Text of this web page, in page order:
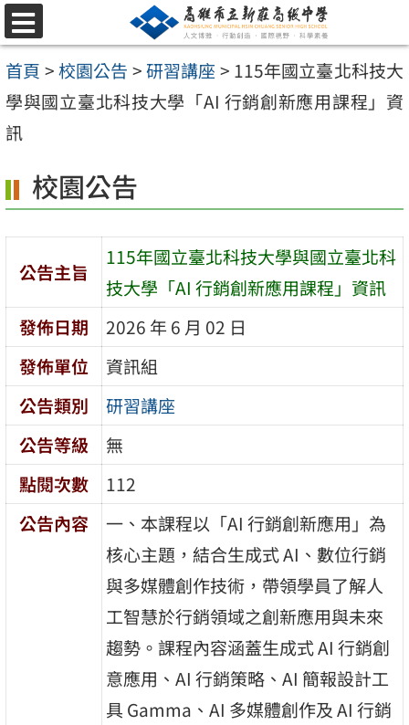
跳
至
主
要
內
區
選
單
首頁 >校園公告 >研習講座 > 115年國立臺北科技大
學與國立臺北科技大學「AI 行銷創新應用課程」資
訊
校園公告
公告主旨
115年國立臺北科技大學與國立臺北科
技大學「AI 行銷創新應用課程」資訊
發佈日期
2026 年 6 月 02 日
發佈單位
資訊組
公告類別
研習講座
公告等級
無
點閱次數
112
公告內容
一、本課程以「AI 行銷創新應用」為
核心主題，結合生成式 AI、數位行銷
與多媒體創作技術，帶領學員了解人
工智慧於行銷領域之創新應用與未來
趨勢。課程內容涵蓋生成式 AI 行銷創
意應用、AI 行銷策略、AI 簡報設計工
具 Gamma、AI 多媒體創作及 AI 行銷